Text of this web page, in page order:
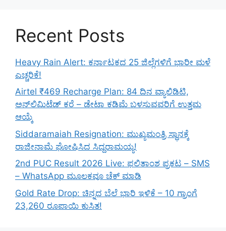
Recent Posts
Heavy Rain Alert: ಕರ್ನಾಟಕದ 25 ಜಿಲ್ಲೆಗಳಿಗೆ ಭಾರೀ ಮಳೆ
ಎಚ್ಚರಿಕೆ!
Airtel ₹469 Recharge Plan: 84 ದಿನ ವ್ಯಾಲಿಡಿಟಿ,
ಅನ್‌ಲಿಮಿಟೆಡ್ ಕರೆ – ಡೇಟಾ ಕಡಿಮೆ ಬಳಸುವವರಿಗೆ ಉತ್ತಮ
ಆಯ್ಕೆ
Siddaramaiah Resignation: ಮುಖ್ಯಮಂತ್ರಿ ಸ್ಥಾನಕ್ಕೆ
ರಾಜೀನಾಮೆ ಘೋಷಿಸಿದ ಸಿದ್ದರಾಮಯ್ಯ!
2nd PUC Result 2026 Live: ಫಲಿತಾಂಶ ಪ್ರಕಟ – SMS
– WhatsApp ಮೂಲಕವೂ ಚೆಕ್ ಮಾಡಿ
Gold Rate Drop: ಚಿನ್ನದ ಬೆಲೆ ಭಾರಿ ಇಳಿಕೆ – 10 ಗ್ರಾಂಗೆ
23,260 ರೂಪಾಯಿ ಕುಸಿತ!